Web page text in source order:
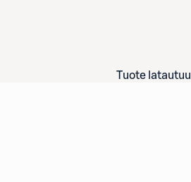
Tuote latautuu